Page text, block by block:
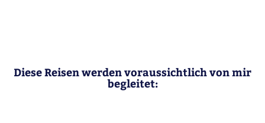
Diese Reisen werden voraussichtlich von mir
begleitet: